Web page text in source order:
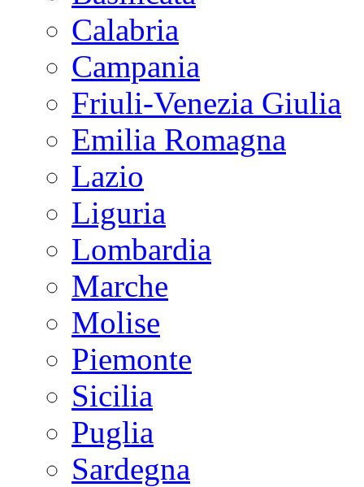
Calabria
Campania
Friuli-Venezia Giulia
Emilia Romagna
Lazio
Liguria
Lombardia
Marche
Molise
Piemonte
Sicilia
Puglia
Sardegna